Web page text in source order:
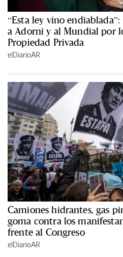
“Esta ley vino
a Adorni y al Mundial por
Propiedad Privada
elDiarioAR
Camiones hidrantes, gas
goma contra los
frente al Congreso
elDiarioAR